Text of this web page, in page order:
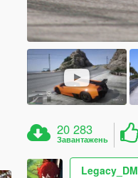
20 283
Завантажень